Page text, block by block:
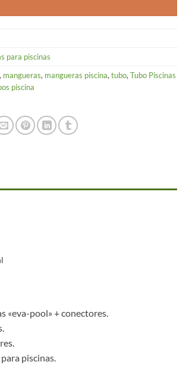
para piscinas
, mangueras, mangueras piscina, tubo, Tubo Piscinas
piscina
«eva-pool» + conectores.
piscinas.